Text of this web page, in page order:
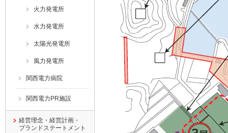
火力発電所
水力発電所
太陽光発電所
風力発電所
関西電力病院
関西電力PR施設
経営理念・経営計画・
ブランドステートメント